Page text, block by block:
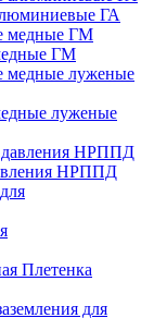
ГА
ГМ
луженые
НРППД
Плетенка